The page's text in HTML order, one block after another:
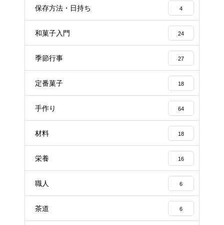
保存方法・日持ち 4
和菓子入門 24
季節行事 27
定番菓子 18
手作り 64
材料 18
栄養 16
職人 6
茶道 6